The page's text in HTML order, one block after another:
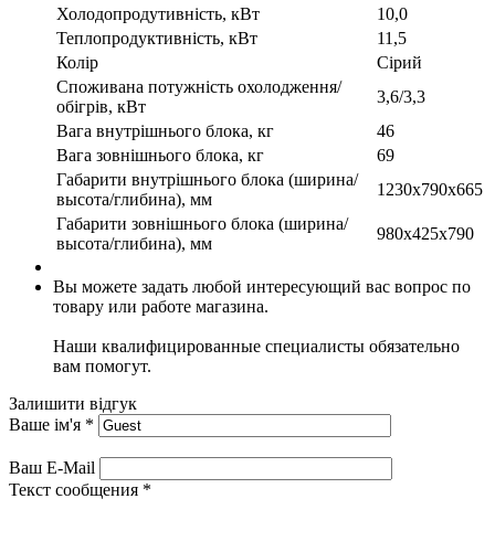
Холодопродутивність, кВт
10,0
Теплопродуктивність, кВт
11,5
Колір
Сірий
Споживана потужність охолодження/
обігрів, кВт
3,6/3,3
Вага внутрішнього блока, кг
46
Вага зовнішнього блока, кг
69
Габарити внутрішнього блока (ширина/
высота/глибина), мм
1230x790x665
Габарити зовнішнього блока (ширина/
высота/глибина), мм
980x425x790
Вы можете задать любой интересующий вас вопрос по
товару или работе магазина.
Наши квалифицированные специалисты обязательно
вам помогут.
Залишити відгук
Ваше ім'я *
Ваш E-Mail
Текст сообщения *